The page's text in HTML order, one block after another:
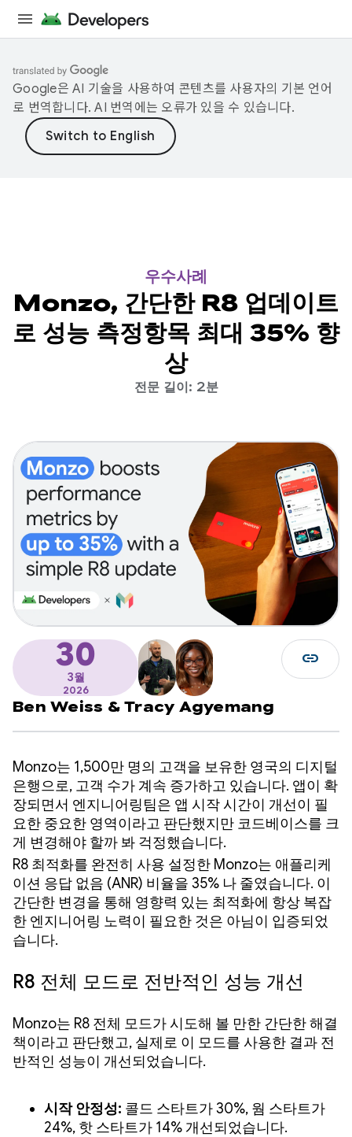
Google은 AI 기술을 사용하여 콘텐츠를 사용자의 기본 언어
로 번역합니다. AI 번역에는 오류가 있을 수 있습니다.
우수사례
Monzo, 간단한 R8 업데이트
로 성능 측정항목 최대 35% 향
상
전문 길이: 2분
30
3월
2026
Ben Weiss & Tracy Agyemang
link
Monzo는 1,500만 명의 고객을 보유한 영국의 디지털
은행으로, 고객 수가 계속 증가하고 있습니다. 앱이 확
장되면서 엔지니어링팀은 앱 시작 시간이 개선이 필
요한 중요한 영역이라고 판단했지만 코드베이스를 크
게 변경해야 할까 봐 걱정했습니다.
R8 최적화를 완전히 사용 설정한 Monzo는 애플리케
이션 응답 없음 (ANR) 비율을 35% 나 줄였습니다. 이
간단한 변경을 통해 영향력 있는 최적화에 항상 복잡
한 엔지니어링 노력이 필요한 것은 아님이 입증되었
습니다.
R8 전체 모드로 전반적인 성능 개선
Monzo는 R8 전체 모드가 시도해 볼 만한 간단한 해결
책이라고 판단했고, 실제로 이 모드를 사용한 결과 전
반적인 성능이 개선되었습니다.
시작 안정성: 콜드 스타트가 30%, 웜 스타트가
24%, 핫 스타트가 14% 개선되었습니다.